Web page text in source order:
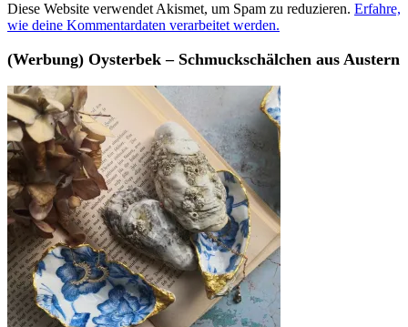
Diese Website verwendet Akismet, um Spam zu reduzieren. Erfahre,
wie deine Kommentardaten verarbeitet werden.
(Werbung) Oysterbek – Schmuckschälchen aus Austern